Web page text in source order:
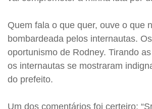
Quem fala o que quer, ouve o que
bombardeada pelos internautas.
oportunismo de Rodney. Tirando
os internautas se mostraram
do prefeito.
Um dos comentários foi certeiro: